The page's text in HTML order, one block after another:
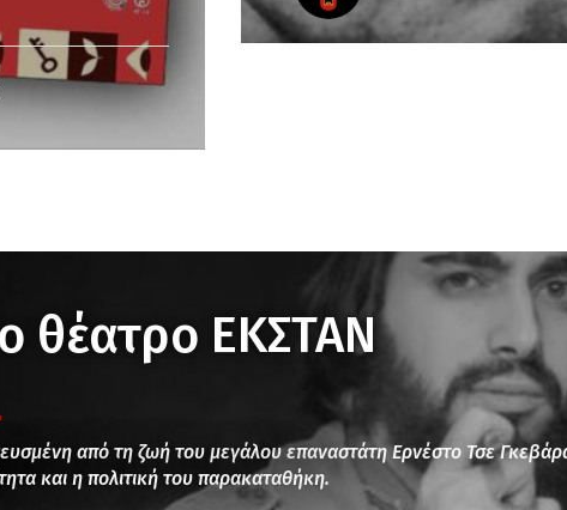
θέατρο ΕΚΣΤΑΝ
από τη ζωή του μεγάλου επαναστάτη Eρνέστο Τσε
και η πολιτική του παρακαταθήκη.